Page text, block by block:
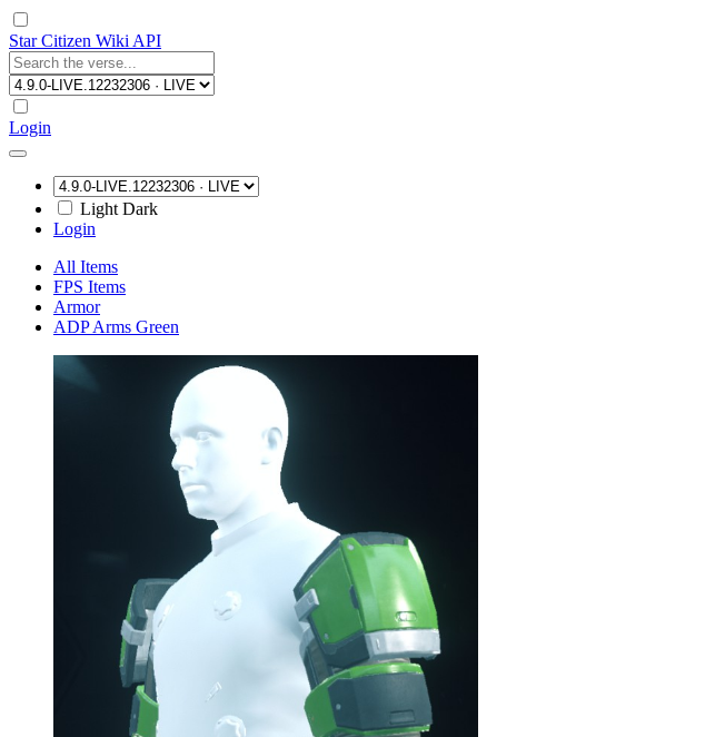
Star Citizen Wiki API
Login
Light Dark
Login
All Items
FPS Items
Armor
ADP Arms Green